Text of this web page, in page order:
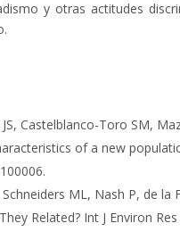
y otras actitudes
Castelblanco-Toro SM,
of a new
ML, Nash P, de
Related? Int J Environ